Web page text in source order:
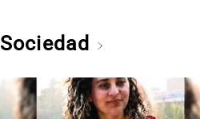
Sociedad